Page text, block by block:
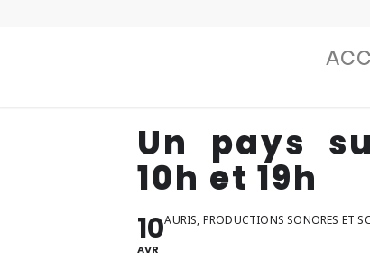
Un pays
10h et 19h
10
AVR
AURIS, PRODUCTIONS SONORES ET